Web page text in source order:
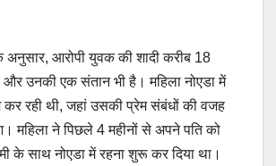
आरोपी युवक की शादी करीब 18
उनकी एक संतान भी है। महिला नोएडा में
रही थी, जहां उसकी प्रेम संबंधों की वजह
महिला ने पिछले 4 महीनों से अपने पति को
के साथ नोएडा में रहना शुरू कर दिया था।